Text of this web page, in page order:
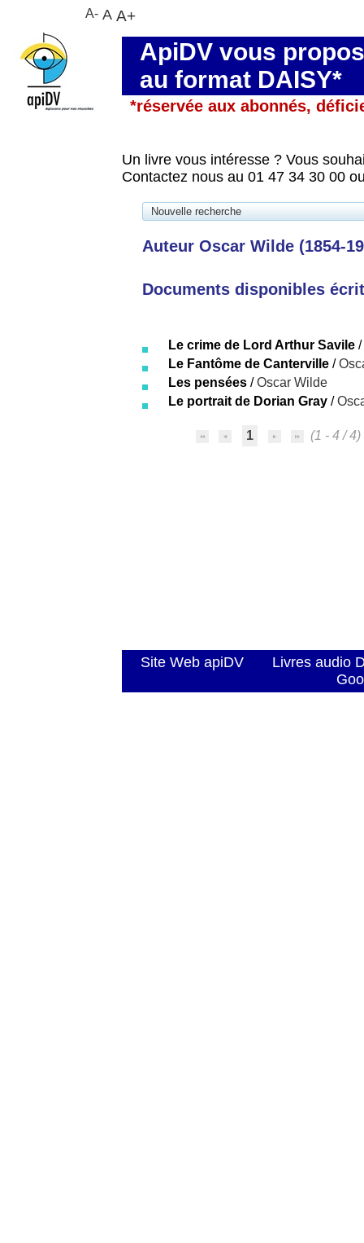
ApiDV vous
au format DAISY*
*réservée aux abonnés,
Un livre vous intéresse ? Vous
Contactez nous au 01 47 34 30 00
Nouvelle recherche
Auteur Oscar Wilde (1854-
Documents disponibles
Le crime de Lord Arthur Savile /
Le Fantôme de Canterville /
Les pensées /Oscar Wilde
Le portrait de Dorian Gray /
1 (1 - 4 / 4)
Site Web apiDV
Livres audio
A- A A+